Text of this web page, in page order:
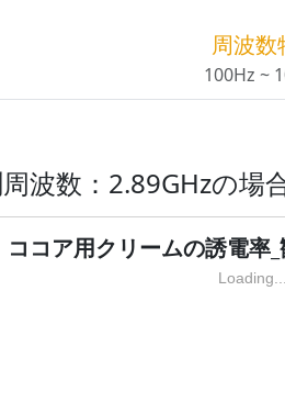
周波数
100Hz ~
波数：2.89GHzの場
ココア用クリームの誘電率
Loading...